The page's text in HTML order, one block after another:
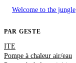
Welcome to the jungle
PAR GESTE
ITE
Pompe à chaleur air/eau